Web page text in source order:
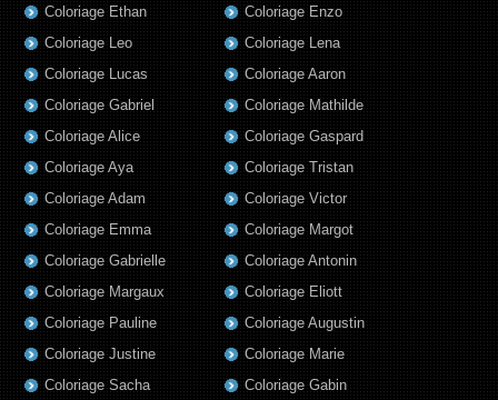
Coloriage Ethan
Coloriage Leo
Coloriage Lucas
Coloriage Gabriel
Coloriage Alice
Coloriage Aya
Coloriage Adam
Coloriage Emma
Coloriage Gabrielle
Coloriage Enzo
Coloriage Lena
Coloriage Aaron
Coloriage Mathilde
Coloriage Gaspard
Coloriage Tristan
Coloriage Victor
Coloriage Margot
Coloriage Antonin
Coloriage Margaux
Coloriage Pauline
Coloriage Justine
Coloriage Sacha
Coloriage Eliott
Coloriage Augustin
Coloriage Marie
Coloriage Gabin